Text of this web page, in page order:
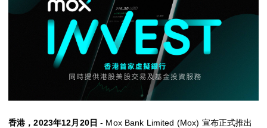
「即時借」
精明儲蓄
精明消費
香港，2023年12月20日 - Mox Bank Limited (Mox) 宣布正式推出